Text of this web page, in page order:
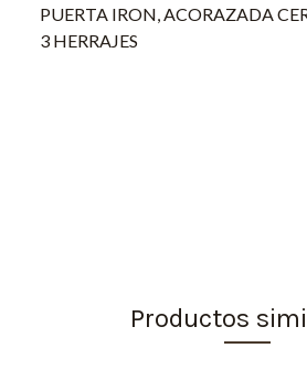
PUERTA IRON, ACORAZADA
3 HERRAJES
Productos